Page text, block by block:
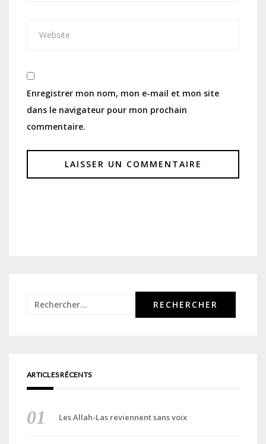
Enregistrer mon nom, mon e-mail et mon site
dans le navigateur pour mon prochain
commentaire.
Rechercher :
ARTICLES RÉCENTS
Les Allah-Las reviennent sans voix